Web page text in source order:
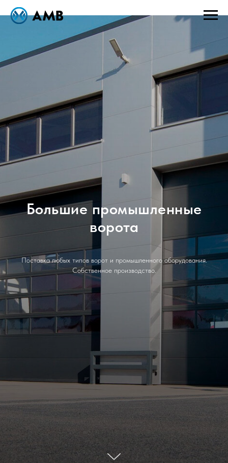
Большие промышленные
ворота
Поставка любых типов ворот и промышленного оборудования.
Собственное производство.